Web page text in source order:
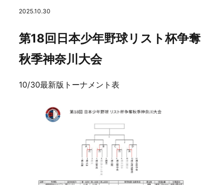
2025.10.30
第18回日本少年野球リスト杯争奪
秋季神奈川大会
10/30最新版トーナメント表